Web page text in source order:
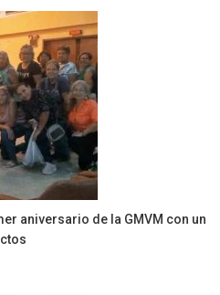
aniversario de la GMVM con un